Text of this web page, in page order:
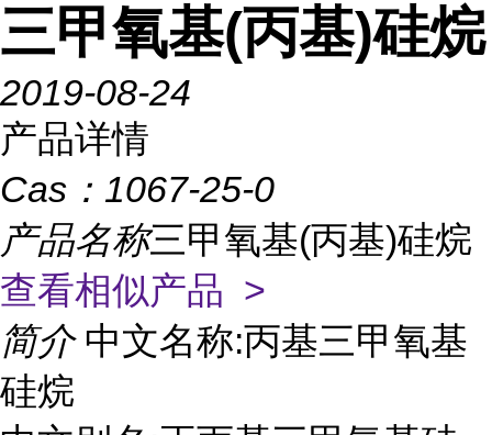
三甲氧基(丙基)硅烷
2019-08-24
产品详情
Cas： 1067-25-0
产品名称三甲氧基(丙基)硅烷
查看相似产品 >
简介 中文名称:丙基三甲氧基
硅烷